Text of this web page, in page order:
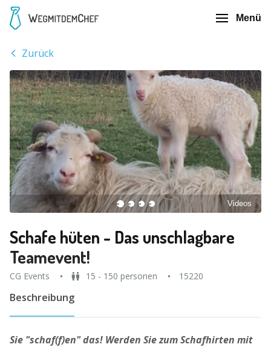
Menü
Zurück
Videos
Schafe hüten - Das unschlagbare
Teamevent!
CG Events 15 - 150 personen 15220
Beschreibung
Sie "schaf(f)en" das! Werden Sie zum Schafhirten mit